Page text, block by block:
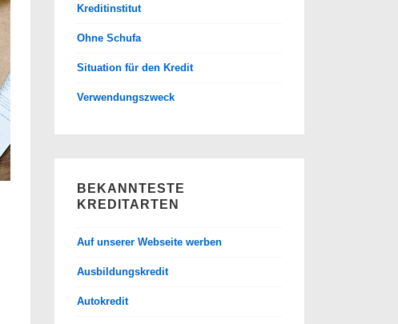
Kreditinstitut
Ohne Schufa
Situation für den Kredit
Verwendungszweck
BEKANNTESTE
KREDITARTEN
Auf unserer Webseite werben
Ausbildungskredit
Autokredit